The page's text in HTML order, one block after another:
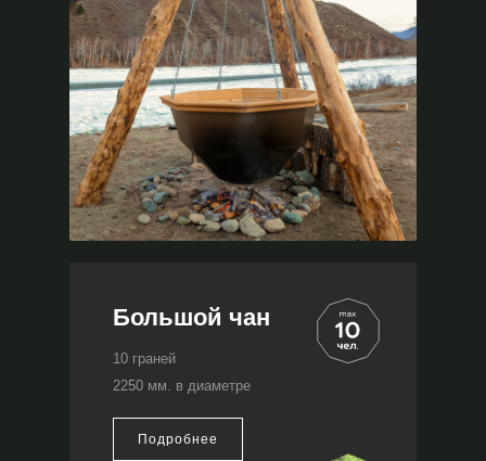
Большой чан
10 граней
2250 мм. в диаметре
Подробнее